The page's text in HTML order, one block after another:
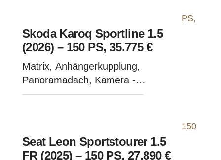
Skoda Karoq Sportline 1.5
(2026) – 150 PS, 35.775 €
Matrix, Anhängerkupplung,
Panoramadach, Kamera -
Graphite-Grau Metallic
Seat Leon Sportstourer 1.5
FR (2025) – 150 PS, 27.890 €